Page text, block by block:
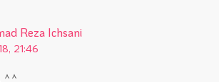
Reza Ichsani
21:46
^^